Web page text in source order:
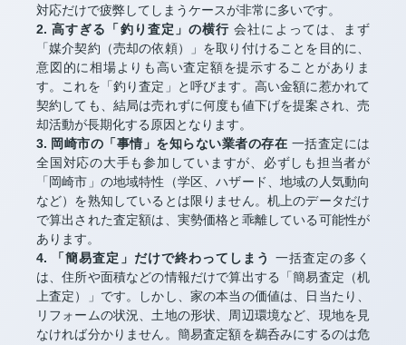
対応だけで疲弊してしまうケースが非常に多いです。
2. 高すぎる「釣り査定」の横行 会社によっては、まず
「媒介契約（売却の依頼）」を取り付けることを目的に、
意図的に相場よりも高い査定額を提示することがありま
す。これを「釣り査定」と呼びます。高い金額に惹かれて
契約しても、結局は売れずに何度も値下げを提案され、売
却活動が長期化する原因となります。
3. 岡崎市の「事情」を知らない業者の存在 一括査定には
全国対応の大手も参加していますが、必ずしも担当者が
「岡崎市」の地域特性（学区、ハザード、地域の人気動向
など）を熟知しているとは限りません。机上のデータだけ
で算出された査定額は、実勢価格と乖離している可能性が
あります。
4. 「簡易査定」だけで終わってしまう
一括査定の多く
は、住所や面積などの情報だけで算出する「簡易査定（机
上査定）」です。しかし、家の本当の価値は、日当たり、
リフォームの状況、土地の形状、周辺環境など、現地を見
なければ分かりません。簡易査定額を鵜呑みにするのは危